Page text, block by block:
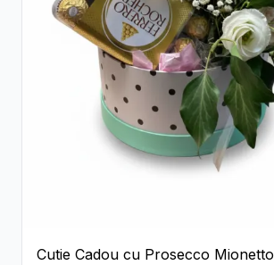
Cutie Cadou cu Prosecco Mionetto